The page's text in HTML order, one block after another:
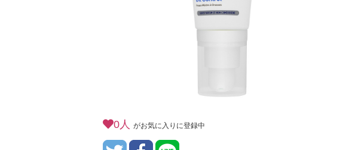
0人 がお気に入りに登録中